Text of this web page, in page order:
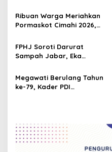
g
a
t
i
o
n
Rasa Khas Nusantara
Ribuan Warga Meriahkan
Pormaskot Cimahi 2026,
Olahraga Ketapel
FPHJ Soroti Darurat
Sampah Jabar, Eka
DAS
Megawati Berulang Tahun
ke-79, Kader PDI